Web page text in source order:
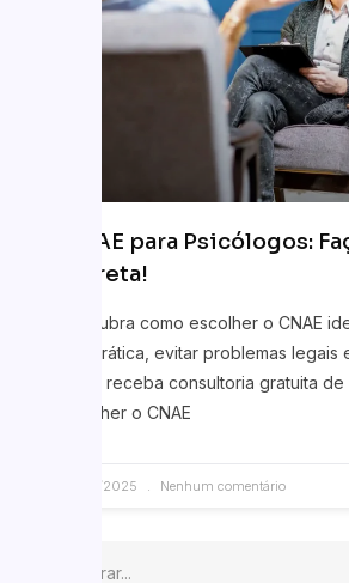
CNAE para Psicólogos:
correta!
Descubra como escolher o CNAE
sua prática, evitar problemas legais
ainda receba consultoria gratuita
Escolher o CNAE
07/05/2025 Nenhum comentário